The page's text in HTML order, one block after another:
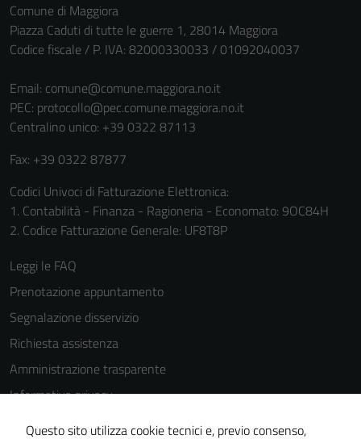
Comune di Maggiora
Piazza Caduti di tutte le guerre 1, 28014 Maggiora
Codice fiscale / P. IVA: 82000330033 / 01092040037
Email: comune@comune.maggiora.no.it
PEC: protocollo@pec.comune.maggiora.no.it
Centralino unico: +39 0322 87113
Fax: +39 0322 87877
Codici Univoci di Fatturazione Elettronica:
1. Contabilità - Finanza - Ragioneria - Economato: 9OC84H
2. Codice Fatturazione Generale: UF8T8P
Leggi le FAQ
Prenotazione appuntamento
Segnalazione disservizio
Richiesta assistenza
Amministrazione trasparente
Informativa privacy
Cookie Policy
Questo sito utilizza cookie tecnici e, previo consenso,
Tecnici
Questi cookie
per il
funzionamento
disabilitati.
Questi cookie
non raccolgono